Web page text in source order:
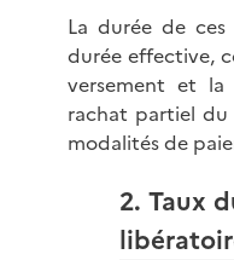
La durée de
durée effective,
versement et
rachat partiel
modalités de
2. Taux